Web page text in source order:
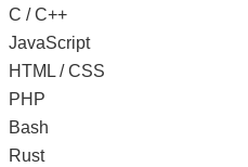
C / C++
JavaScript
HTML / CSS
PHP
Bash
Rust